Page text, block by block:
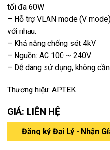
tối đa 60W
– Hỗ trợ VLAN mode (V
với nhau.
– Khả năng chống sét 4kV
– Nguồn: AC 100 ~ 240V
– Dễ dàng sử dụng, không
Thương hiệu: APTEK
GIÁ: LIÊN HỆ
Đăng ký Đại Lý - Nhận